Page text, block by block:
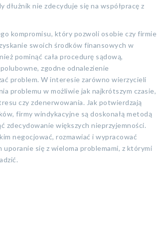
nie zdecyduje się na współpracę z
kompromisu, który pozwoli osobie czy firmie
swoich środków finansowych w
pominąć cała procedurę sądową,
zgodne odnalezienie
problem. W interesie zarówno wierzycieli
problemu w możliwie jak najkrótszym czasie,
czy zdenerwowania. Jak potwierdzają
firmy windykacyjne są doskonałą metodą
zdecydowanie większych nieprzyjemności.
negocjować, rozmawiać i wypracować
się z wieloma problemami, z którymi